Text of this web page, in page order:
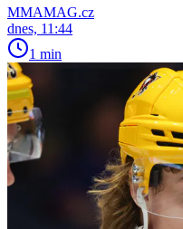
MMAMAG.cz
dnes, 11:44
1 min